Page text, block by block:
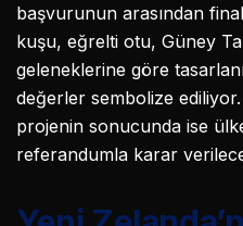
başvurunun arasından
kuşu, eğrelti otu, Güney
geleneklerine göre
değerler sembolize ediliyor.
projenin sonucunda ise
referandumla karar